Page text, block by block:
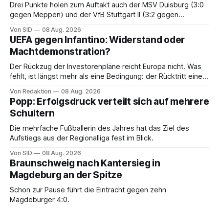
Drei Punkte holen zum Auftakt auch der MSV Duisburg (3:0
gegen Meppen) und der VfB Stuttgart II (3:2 gegen
Von SID 08 Aug. 2026
UEFA gegen Infantino: Widerstand oder
Machtdemonstration?
Der Rückzug der Investorenpläne reicht Europa nicht. Was
fehlt, ist längst mehr als eine Bedingung: der Rücktritt eines
Von Redaktion 08 Aug. 2026
Popp: Erfolgsdruck verteilt sich auf mehrere
Schultern
Die mehrfache Fußballerin des Jahres hat das Ziel des
Aufstiegs aus der Regionalliga fest im Blick.
Von SID 08 Aug. 2026
Braunschweig nach Kantersieg in
Magdeburg an der Spitze
Schon zur Pause führt die Eintracht gegen zehn
Magdeburger 4:0.